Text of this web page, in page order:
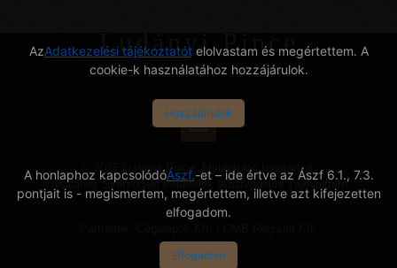
Ludányi Pince
Ahol a Nap és a hegy összeér
© 2026 Ludányi Pince. Minden jog fenntartva.
Általános Szerződési Feltételek
AzAdatkezelési tájékoztatótelolvastam és megértettem. A
cookie-k használatához hozzájárulok.
Hozzájárulok
A honlaphoz kapcsolódóÁszf.-et – ide értve az Ászf 6.1., 7.3.
pontjait is - megismertem, megértettem, illetve azt kifejezetten
elfogadom.
Elfogadom